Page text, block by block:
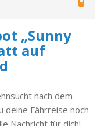
„Sunny
auf
nach dem
deine Fährreise noch
Nachricht für dich!